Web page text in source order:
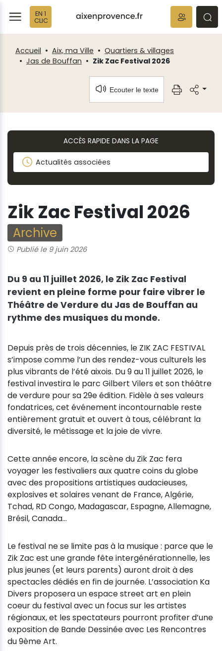
EN 1
CLIC
Accueil Aix, ma Ville
Quartiers & villages
Jas de Bouffan
Zik Zac Festival 2026
Ecouter le texte
ACCÈS RAPIDE DANS LA PAGE
Actualités associées
Zik Zac Festival 2026
Archive
Publié le 9 juin 2026
Du 9 au 11 juillet 2026, le Zik Zac Festival
revient en pleine forme pour faire vibrer le
Théâtre de Verdure du Jas de Bouffan au
rythme des musiques du monde.
Depuis près de trois décennies, le ZIK ZAC FESTIVAL
s’impose comme l’un des rendez-vous culturels les
plus vibrants de l’été aixois. Du 9 au 11 juillet 2026, le
festival investira le parc Gilbert Vilers et son théâtre
de verdure pour sa 29e édition. Fidèle à ses valeurs
fondatrices, cet événement incontournable reste
entièrement gratuit et ouvert à tous, célébrant la
diversité, le métissage et la joie de vivre.
Cette année encore, la scène du Zik Zac fera
voyager les festivaliers aux quatre coins du globe
avec des propositions artistiques audacieuses,
explosives et solaires venant de France, Algérie,
Tchad, RD Congo, Madagascar, Espagne, Allemagne,
Brésil, Canada…
Le festival ne se limite pas à la musique : parce que le
Zik Zac est une grande fête intergénérationnelle, les
plus jeunes (et leurs parents) auront droit à des
spectacles dédiés en fin de journée. L’association Ka
Divers proposera un espace street art en plein
coeur du festival avec un focus sur les artistes
régionaux, et les spectateurs pourront profiter d’une
exposition de Bande Dessinée avec Les Rencontres
du 9ème Art.
Fenêtre
de
chat
Panneau de gestion des cookies